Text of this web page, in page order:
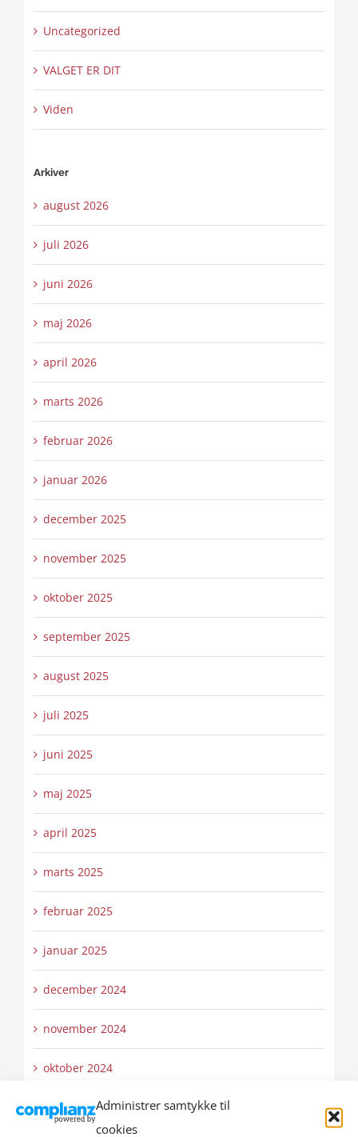
Administrer samtykke til
cookies
Uncategorized
VALGET ER DIT
Viden
Arkiver
august 2026
juli 2026
juni 2026
maj 2026
april 2026
marts 2026
februar 2026
januar 2026
december 2025
november 2025
oktober 2025
september 2025
august 2025
juli 2025
juni 2025
maj 2025
april 2025
marts 2025
februar 2025
januar 2025
december 2024
november 2024
oktober 2024
september 2024